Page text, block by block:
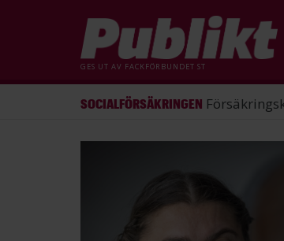
GES UT AV FACKFÖRBUNDET ST
ARBETSRÄTT ST förlorade mål